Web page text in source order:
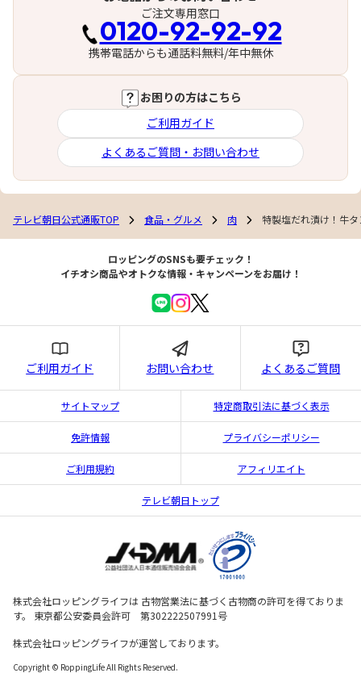
ご注文専用窓口
0120-92-92-92
携帯電話からも通話料無料/年中無休
お困りの方はこちら
ご利用ガイド
よくあるご質問・お問い合わせ
テレビ朝日公式通販TOP 食品・グルメ 肉 特製塩だれ漬け！牛
ロッピングのSNSも要チェック！
イチオシ商品やオトクな情報・キャンペーンをお届け！
ご利用ガイド お問い合わせ よくあるご質問
サイトマップ 特定商取引法に基づく表示
免許情報 プライバシーポリシー
ご利用規約 アフィリエイト
テレビ朝日トップ
株式会社ロッピングライフは 古物営業法に基づく古物商の許可を得ておりま
す。 東京都公安委員会許可 第302222507991号
株式会社ロッピングライフが運営しております。
Copyright © RoppingLife All Rights Reserved.